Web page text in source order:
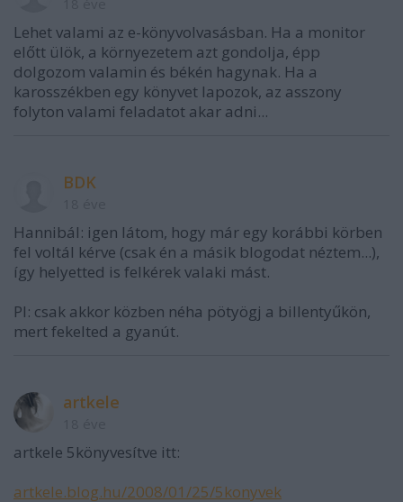
Lehet valami az e-könyvolvasásban. Ha a monitor
előtt ülök, a környezetem azt gondolja, épp
dolgozom valamin és békén hagynak. Ha a
karosszékben egy könyvet lapozok, az asszony
folyton valami feladatot akar adni...
BDK
Hannibál: igen látom, hogy már egy korábbi körben
fel voltál kérve (csak én a másik blogodat néztem...),
így helyetted is felkérek valaki mást.
PI: csak akkor közben néha pötyögj a billentyűkön,
mert fekelted a gyanút.
artkele
artkele 5könyvesítve itt:
artkele.blog.hu/2008/01/25/5konyvek